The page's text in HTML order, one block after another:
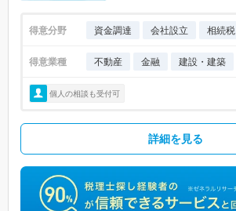
得意分野 資金調達 会社設立 相続税
得意業種 不動産 金融 建設・建築
個人の相談も受付可
詳細を見る